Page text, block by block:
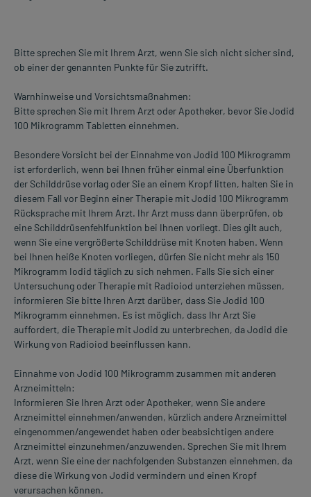
Bitte sprechen Sie mit Ihrem Arzt, wenn Sie sich nicht sicher sind,
ob einer der genannten Punkte für Sie zutrifft.
Warnhinweise und Vorsichtsmaßnahmen:
Bitte sprechen Sie mit Ihrem Arzt oder Apotheker, bevor Sie Jodid
100 Mikrogramm Tabletten einnehmen.
Besondere Vorsicht bei der Einnahme von Jodid 100 Mikrogramm
ist erforderlich, wenn bei Ihnen früher einmal eine Überfunktion
der Schilddrüse vorlag oder Sie an einem Kropf litten, halten Sie in
diesem Fall vor Beginn einer Therapie mit Jodid 100 Mikrogramm
Rücksprache mit Ihrem Arzt. Ihr Arzt muss dann überprüfen, ob
eine Schilddrüsenfehlfunktion bei Ihnen vorliegt. Dies gilt auch,
wenn Sie eine vergrößerte Schilddrüse mit Knoten haben. Wenn
bei Ihnen heiße Knoten vorliegen, dürfen Sie nicht mehr als 150
Mikrogramm Iodid täglich zu sich nehmen. Falls Sie sich einer
Untersuchung oder Therapie mit Radioiod unterziehen müssen,
informieren Sie bitte Ihren Arzt darüber, dass Sie Jodid 100
Mikrogramm einnehmen. Es ist möglich, dass Ihr Arzt Sie
auffordert, die Therapie mit Jodid zu unterbrechen, da Jodid die
Wirkung von Radioiod beeinflussen kann.
Einnahme von Jodid 100 Mikrogramm zusammen mit anderen
Arzneimitteln:
Informieren Sie Ihren Arzt oder Apotheker, wenn Sie andere
Arzneimittel einnehmen/anwenden, kürzlich andere Arzneimittel
eingenommen/angewendet haben oder beabsichtigen andere
Arzneimittel einzunehmen/anzuwenden. Sprechen Sie mit Ihrem
Arzt, wenn Sie eine der nachfolgenden Substanzen einnehmen, da
diese die Wirkung von Jodid vermindern und einen Kropf
verursachen können.